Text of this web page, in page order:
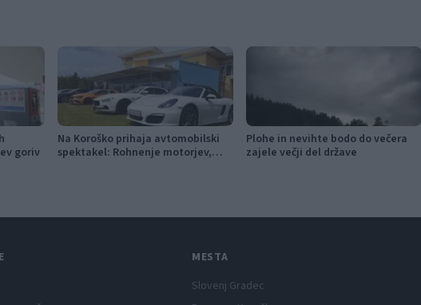
goriv
Na Koroško prihaja avtomobilski
spektakel: Rohnenje motorjev,
Plohe in nevihte bodo do večera
zajele večji del države
MESTA
Slovenj Gradec